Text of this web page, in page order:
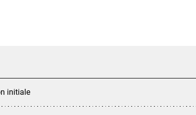
initiale